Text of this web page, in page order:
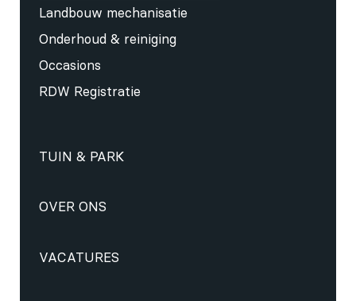
Landbouw mechanisatie
Onderhoud & reiniging
Occasions
RDW Registratie
TUIN & PARK
OVER ONS
VACATURES